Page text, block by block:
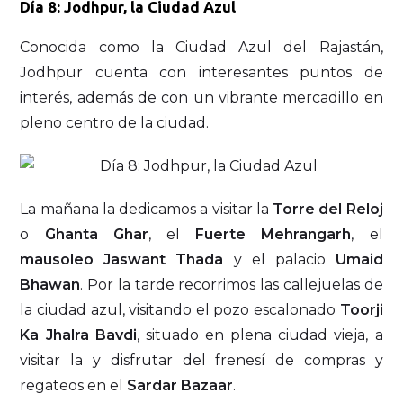
Día 8: Jodhpur, la Ciudad Azul
Conocida como la Ciudad Azul del Rajastán,
Jodhpur cuenta con interesantes puntos de
interés, además de con un vibrante mercadillo en
pleno centro de la ciudad.
La mañana la dedicamos a visitar la Torre del Reloj
o Ghanta Ghar, el Fuerte Mehrangarh, el
mausoleo Jaswant Thada y el palacio Umaid
Bhawan. Por la tarde recorrimos las callejuelas de
la ciudad azul, visitando el pozo escalonado Toorji
Ka Jhalra Bavdi, situado en plena ciudad vieja, a
visitar la y disfrutar del frenesí de compras y
regateos en el Sardar Bazaar.